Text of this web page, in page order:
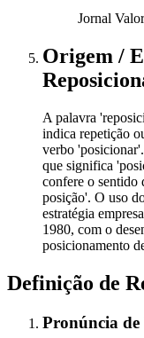
Jornal
Origem /
A palavra
indica repetição
verbo
que significa
confere o sentido
posição'. O uso
estratégia
1980, com o
posicionamento
Definição de
Pronúncia de